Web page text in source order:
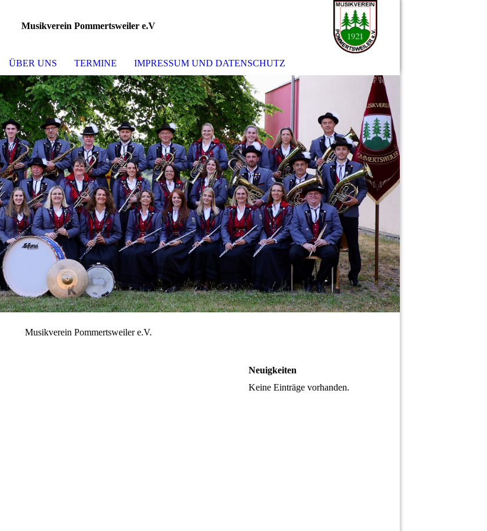
Musikverein Pommertsweiler e.V
ÜBER UNS TERMINE IMPRESSUM UND DATENSCHUTZ
Musikverein Pommertsweiler e.V.
Neuigkeiten
Keine Einträge vorhanden.